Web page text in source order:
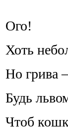
Ого!
Хоть
Но грива
Будь
Чтоб